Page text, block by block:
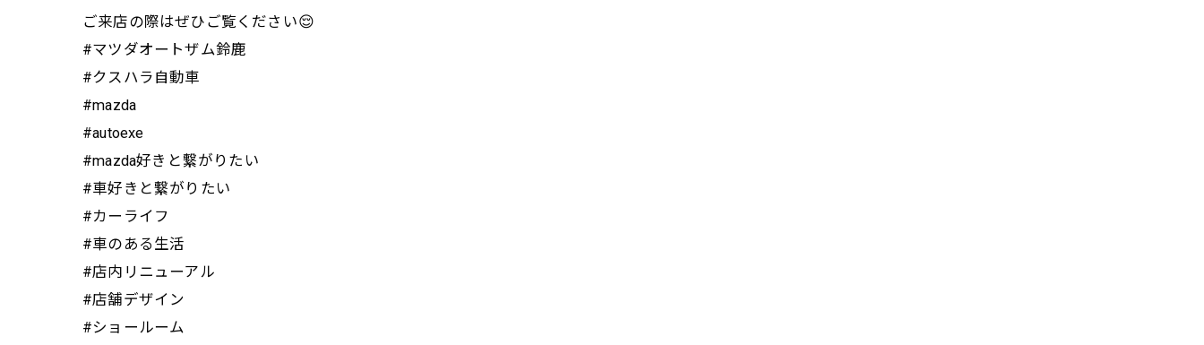
ご来店の際はぜひご覧ください😌
#マツダオートザム鈴鹿
#クスハラ自動車
#mazda
#autoexe
#mazda好きと繋がりたい
#車好きと繋がりたい
#カーライフ
#車のある生活
#店内リニューアル
#店舗デザイン
#ショールーム